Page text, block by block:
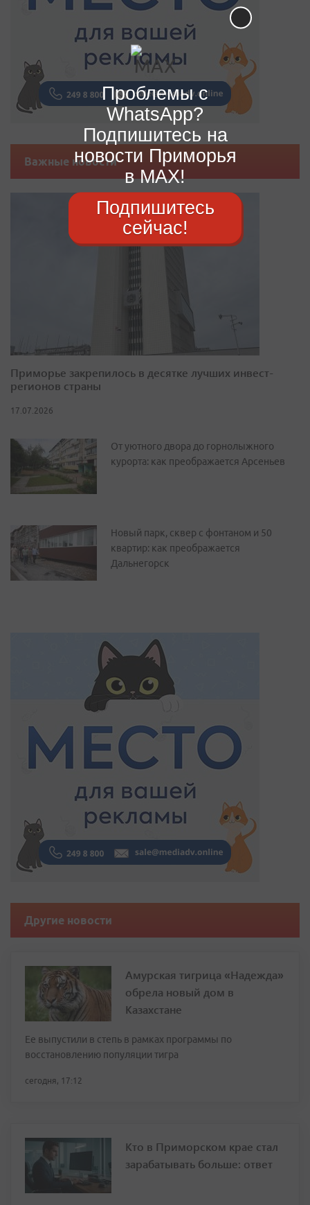
Важные новости
Приморье закрепилось в десятке лучших инвест-
регионов страны
17.07.2026
От уютного двора до горнолыжного
курорта: как преображается Арсеньев
Новый парк, сквер с фонтаном и 50
квартир: как преображается
Дальнегорск
Другие новости
Амурская тигрица «Надежда»
обрела новый дом в
Казахстане
Ее выпустили в степь в рамках программы по
восстановлению популяции тигра
сегодня, 17:12
Кто в Приморском крае стал
зарабатывать больше: ответ
Проблемы с
WhatsApp?
Подпишитесь на
новости Приморья
в MAX!
Подпишитесь
сейчас!